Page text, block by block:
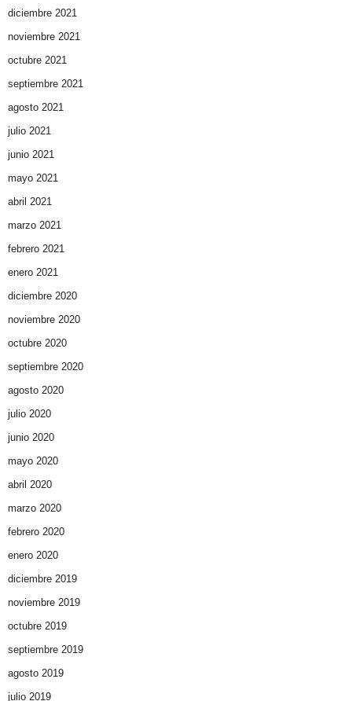
diciembre 2021
noviembre 2021
octubre 2021
septiembre 2021
agosto 2021
julio 2021
junio 2021
mayo 2021
abril 2021
marzo 2021
febrero 2021
enero 2021
diciembre 2020
noviembre 2020
octubre 2020
septiembre 2020
agosto 2020
julio 2020
junio 2020
mayo 2020
abril 2020
marzo 2020
febrero 2020
enero 2020
diciembre 2019
noviembre 2019
octubre 2019
septiembre 2019
agosto 2019
julio 2019